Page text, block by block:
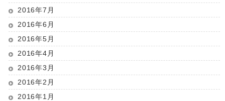
2016年7月
2016年6月
2016年5月
2016年4月
2016年3月
2016年2月
2016年1月